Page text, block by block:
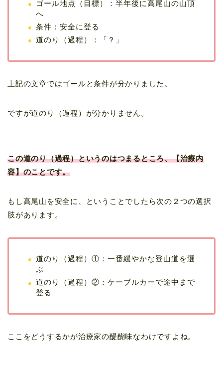
ゴール地点（目標）：半年後に高尾山の山頂
へ
条件：安全に登る
道のり（過程）：「？」
上記の文章ではゴールと条件が分かりました。
ですが道のり（過程）が分かりません。
この道のり（過程）というのはつまるところ、【治療内
容】のことです。
もし高尾山を安全に、ということでしたら次の２つの選択
肢があります。
道のり（過程）①：一番緩やかな登山道を選
ぶ
道のり（過程）②：ケーブルカーで途中まで
登る
ここをどうするかが治療家の醍醐味なわけですよね。